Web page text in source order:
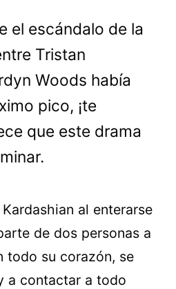
el escándalo de la
Tristan
Woods había
pico, ¡te
que este drama
al enterarse
de dos personas a
todo su corazón, se
a contactar a todo